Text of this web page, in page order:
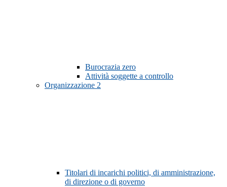
Burocrazia zero
Attività soggette a controllo
Organizzazione 2
Titolari di incarichi politici, di amministrazione,
di direzione o di governo